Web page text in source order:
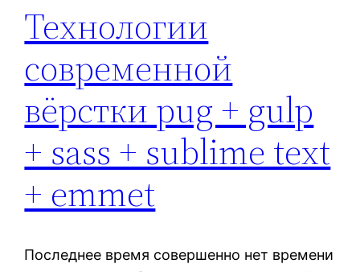
Технологии
современной
вёрстки pug + gulp
+ sass + sublime text
+ emmet
Последнее время совершенно нет времени